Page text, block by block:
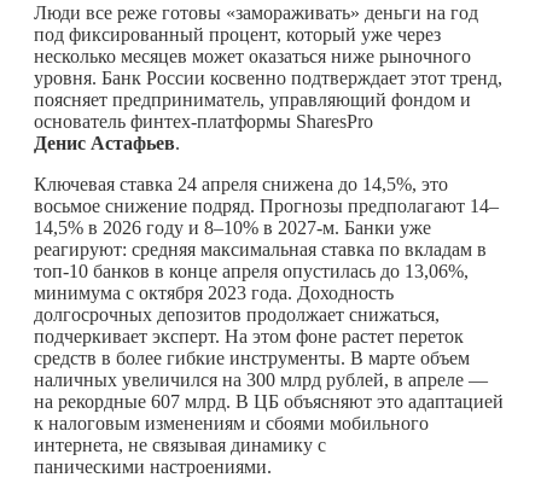
Люди все реже готовы «замораживать» деньги на год
под фиксированный процент, который уже через
несколько месяцев может оказаться ниже рыночного
уровня. Банк России косвенно подтверждает этот тренд,
поясняет предприниматель, управляющий фондом и
основатель финтех-платформы SharesPro
Денис Астафьев.
Ключевая ставка 24 апреля снижена до 14,5%, это
восьмое снижение подряд. Прогнозы предполагают 14–
14,5% в 2026 году и 8–10% в 2027-м. Банки уже
реагируют: средняя максимальная ставка по вкладам в
топ-10 банков в конце апреля опустилась до 13,06%,
минимума с октября 2023 года. Доходность
долгосрочных депозитов продолжает снижаться,
подчеркивает эксперт. На этом фоне растет переток
средств в более гибкие инструменты. В марте объем
наличных увеличился на 300 млрд рублей, в апреле —
на рекордные 607 млрд. В ЦБ объясняют это адаптацией
к налоговым изменениям и сбоями мобильного
интернета, не связывая динамику с
паническими настроениями.